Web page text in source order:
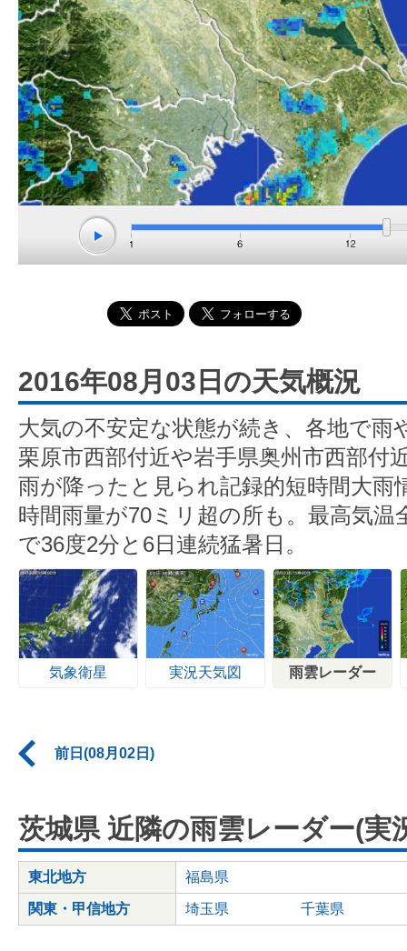
2016年08月03日の天気概況
大気の不安定な状態が続き、各地で雨
栗原市西部付近や岩手県奥州市西部付
雨が降ったと見られ記録的短時間大雨
時間雨量が70ミリ超の所も。最高気温
で36度2分と6日連続猛暑日。
気象衛星 実況天気図 雨雲レーダー
前日(08月02日)
茨城県 近隣の雨雲レーダー(実
東北地方 福島県
関東・甲信地方 埼玉県 千葉県